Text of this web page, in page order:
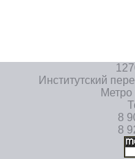
Институтский
Метро
8
8